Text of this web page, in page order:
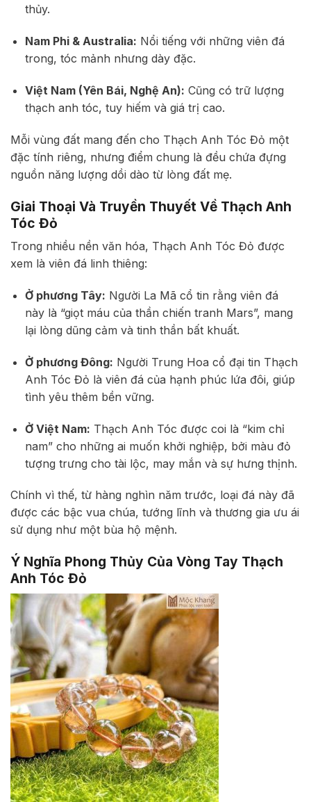
thủy.
Nam Phi & Australia: Nổi tiếng với những viên đá
trong, tóc mảnh nhưng dày đặc.
Việt Nam (Yên Bái, Nghệ An): Cũng có trữ lượng
thạch anh tóc, tuy hiếm và giá trị cao.
Mỗi vùng đất mang đến cho Thạch Anh Tóc Đỏ một
đặc tính riêng, nhưng điểm chung là đều chứa đựng
nguồn năng lượng dồi dào từ lòng đất mẹ.
Giai Thoại Và Truyền Thuyết Về Thạch Anh
Tóc Đỏ
Trong nhiều nền văn hóa, Thạch Anh Tóc Đỏ được
xem là viên đá linh thiêng:
Ở phương Tây: Người La Mã cổ tin rằng viên đá
này là “giọt máu của thần chiến tranh Mars”, mang
lại lòng dũng cảm và tinh thần bất khuất.
Ở phương Đông: Người Trung Hoa cổ đại tin Thạch
Anh Tóc Đỏ là viên đá của hạnh phúc lứa đôi, giúp
tình yêu thêm bền vững.
Ở Việt Nam: Thạch Anh Tóc được coi là “kim chỉ
nam” cho những ai muốn khởi nghiệp, bởi màu đỏ
tượng trưng cho tài lộc, may mắn và sự hưng thịnh.
Chính vì thế, từ hàng nghìn năm trước, loại đá này đã
được các bậc vua chúa, tướng lĩnh và thương gia ưu ái
sử dụng như một bùa hộ mệnh.
Ý Nghĩa Phong Thủy Của Vòng Tay Thạch
Anh Tóc Đỏ